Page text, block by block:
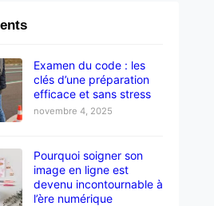
Examen du code : les
clés d’une préparation
efficace et sans stress
novembre 4, 2025
Pourquoi soigner son
image en ligne est
devenu incontournable à
l’ère numérique